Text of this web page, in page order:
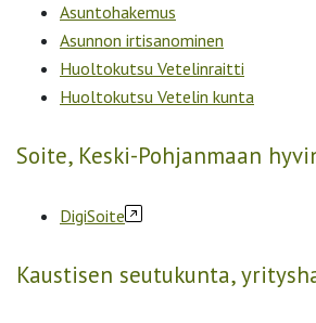
Asuntohakemus
Asunnon irtisanominen
Huoltokutsu Vetelinraitti
Huoltokutsu Vetelin kunta
Soite, Keski-Pohjanmaan
DigiSoite
Kaustisen seutukunta,